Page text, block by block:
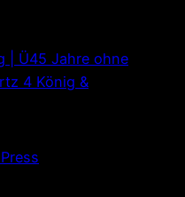
| Ü45 Jahre ohne
4 König &